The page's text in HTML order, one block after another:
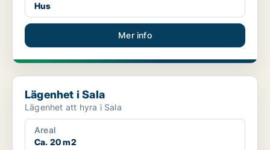
Hus
Mer info
Lägenhet i Sala
Lägenhet i Sala
Lägenhet att hyra i Sala
Areal
Ca. 20 m2